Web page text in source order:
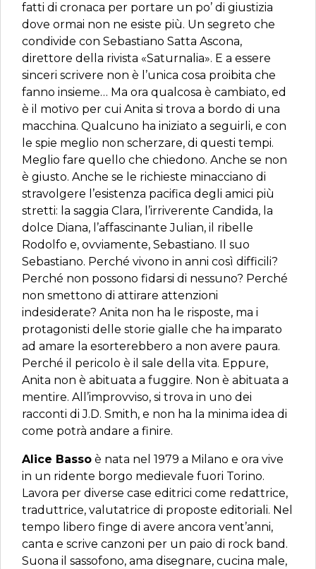
fatti di cronaca per portare un po’ di giustizia
dove ormai non ne esiste più. Un segreto che
condivide con Sebastiano Satta Ascona,
direttore della rivista «Saturnalia». E a essere
sinceri scrivere non è l’unica cosa proibita che
fanno insieme… Ma ora qualcosa è cambiato, ed
è il motivo per cui Anita si trova a bordo di una
macchina. Qualcuno ha iniziato a seguirli, e con
le spie meglio non scherzare, di questi tempi.
Meglio fare quello che chiedono. Anche se non
è giusto. Anche se le richieste minacciano di
stravolgere l’esistenza pacifica degli amici più
stretti: la saggia Clara, l’irriverente Candida, la
dolce Diana, l’affascinante Julian, il ribelle
Rodolfo e, ovviamente, Sebastiano. Il suo
Sebastiano. Perché vivono in anni così difficili?
Perché non possono fidarsi di nessuno? Perché
non smettono di attirare attenzioni
indesiderate? Anita non ha le risposte, ma i
protagonisti delle storie gialle che ha imparato
ad amare la esorterebbero a non avere paura.
Perché il pericolo è il sale della vita. Eppure,
Anita non è abituata a fuggire. Non è abituata a
mentire. All’improvviso, si trova in uno dei
racconti di J.D. Smith, e non ha la minima idea di
come potrà andare a finire.
Alice Basso è nata nel 1979 a Milano e ora vive
in un ridente borgo medievale fuori Torino.
Lavora per diverse case editrici come redattrice,
traduttrice, valutatrice di proposte editoriali. Nel
tempo libero finge di avere ancora vent’anni,
canta e scrive canzoni per un paio di rock band.
Suona il sassofono, ama disegnare, cucina male,